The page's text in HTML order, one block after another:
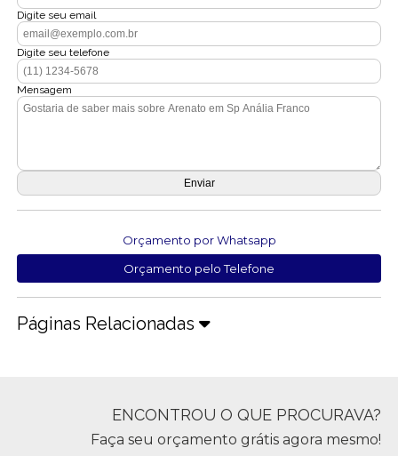
Digite seu email
Digite seu telefone
Mensagem
Orçamento por Whatsapp
Orçamento pelo Telefone
Páginas Relacionadas
ENCONTROU O QUE PROCURAVA?
Faça seu orçamento grátis agora mesmo!